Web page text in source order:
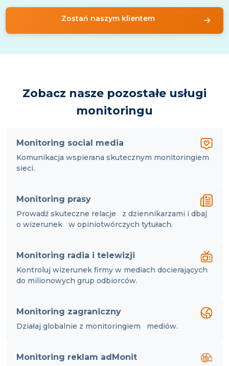
Zostań naszym klientem
Zobacz nasze pozostałe usługi
monitoringu
Monitoring social media
Komunikacja wspierana skutecznym monitoringiem
sieci.
Monitoring prasy
Prowadź skuteczne relacje z dziennikarzami i dbaj
o wizerunek w opiniotwórczych tytułach.
Monitoring radia i telewizji
Kontroluj wizerunek firmy w mediach docierających
do milionowych grup odbiorców.
Monitoring zagraniczny
Działaj globalnie z monitoringiem mediów.
Monitoring reklam adMonit